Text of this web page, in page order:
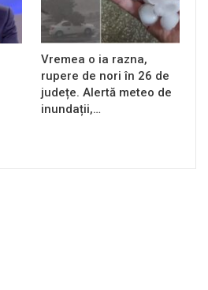
Vremea o ia razna,
rupere de nori în 26 de
județe. Alertă meteo de
inundații,…